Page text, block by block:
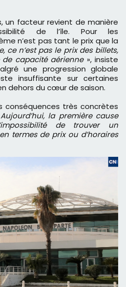
un facteur revient de manière
de l’île. Pour les
n’est pas tant le prix que la
ce n’est pas le prix des billets,
capacité aérienne », insiste
une progression globale
insuffisante sur certaines
dehors du cœur de saison.
très concrètes
Aujourd’hui, la première cause
de trouver un
termes de prix ou d’horaires